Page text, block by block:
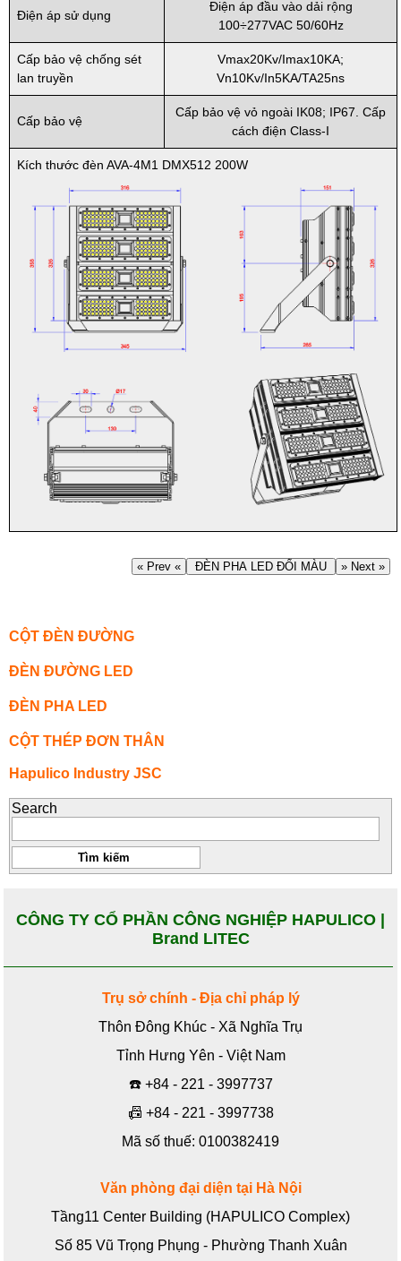
Điện áp sử dụng
Điện áp đầu vào dải rộng
100÷277VAC 50/60Hz
Cấp bảo vệ chống sét
lan truyền
Vmax20Kv/Imax10KA;
Vn10Kv/In5KA/TA25ns
Cấp bảo vệ
Cấp bảo vệ vỏ ngoài IK08; IP67. Cấp
cách điện Class-I
Kích thước đèn AVA-4M1 DMX512 200W
« Prev « ĐÈN PHA LED ĐỔI MÀU » Next »
CỘT ĐÈN ĐƯỜNG
ĐÈN ĐƯỜNG LED
ĐÈN PHA LED
CỘT THÉP ĐƠN THÂN
Hapulico Industry JSC
Search
CÔNG TY CỔ PHẦN CÔNG NGHIỆP HAPULICO |
Brand LITEC
Trụ sở chính - Địa chỉ pháp lý
Thôn Đông Khúc - Xã Nghĩa Trụ
Tỉnh Hưng Yên - Việt Nam
☎️ +84 - 221 - 3997737
📠 +84 - 221 - 3997738
Mã số thuế: 0100382419
Văn phòng đại diện tại Hà Nội
Tầng11 Center Building (HAPULICO Complex)
Số 85 Vũ Trọng Phụng - Phường Thanh Xuân